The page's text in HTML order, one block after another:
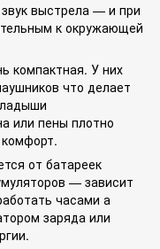
выстрела — и при
к окружающей
компактная. У них
что делает
или пены плотно
от батареек
— зависит
часами а
заряда или